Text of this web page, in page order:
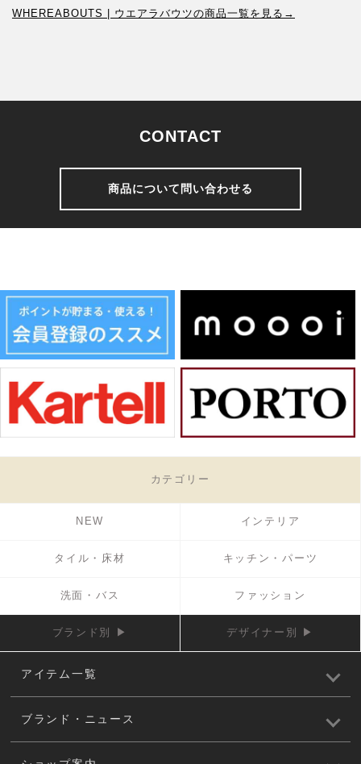
WHEREABOUTS | ウエアラバウツの商品一覧を見る→
CONTACT
商品について問い合わせる
カテゴリー
NEW インテリア
タイル・床材 キッチン・パーツ
洗面・バス ファッション
ブランド別 ▶ デザイナー別 ▶
アイテム一覧
ブランド・ニュース